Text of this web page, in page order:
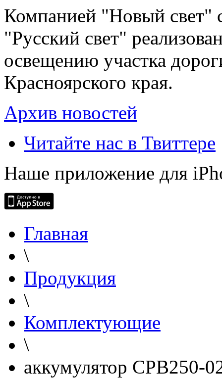
Компанией "Новый свет"
"Русский свет"
освещению участка
Красноярского края.
Архив новостей
Читайте нас в Твиттере
Наше приложение для
Главная
\
Продукция
\
Комплектующие
\
аккумулятор CPB250-